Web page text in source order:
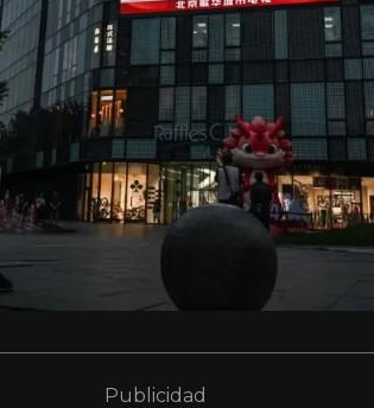
Publicidad